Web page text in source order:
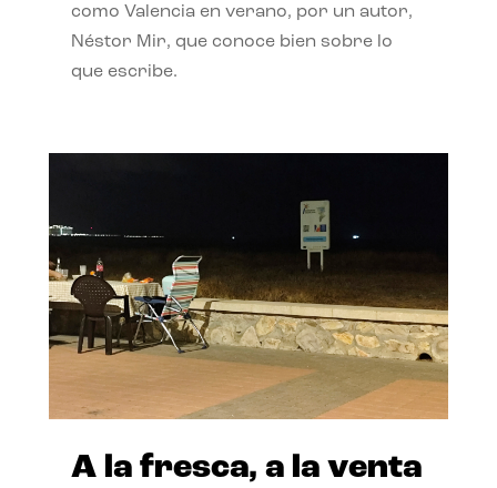
como Valencia en verano, por un autor,
Néstor Mir, que conoce bien sobre lo
que escribe.
A la fresca, a la venta